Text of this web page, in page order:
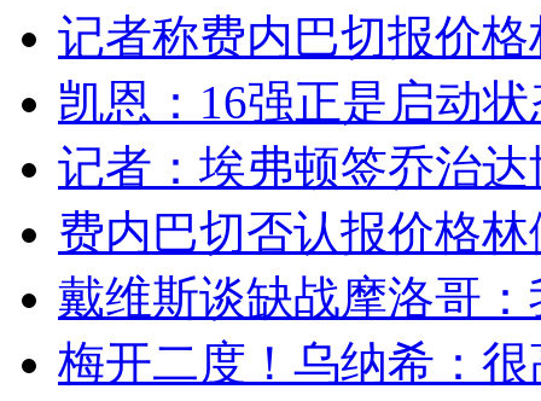
记者称费内巴切报价
凯恩：16强正是启动
记者：埃弗顿签乔治
费内巴切否认报价格
戴维斯谈缺战摩洛哥
梅开二度！乌纳希：